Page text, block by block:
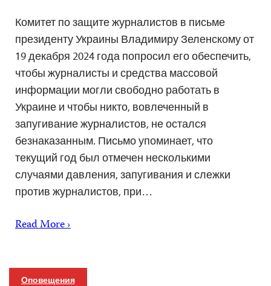
Комитет по защите журналистов в письме
президенту Украины Владимиру Зеленскому от
19 декабря 2024 года попросил его обеспечить,
чтобы журналисты и средства массовой
информации могли свободно работать в
Украине и чтобы никто, вовлеченный в
запугивание журналистов, не остался
безнаказанным. Письмо упоминает, что
текущий год был отмечен несколькими
случаями давления, запугивания и слежки
против журналистов, при…
Read More ›
Оповещения